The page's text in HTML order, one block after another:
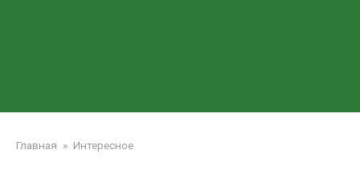
Главная » Интересное